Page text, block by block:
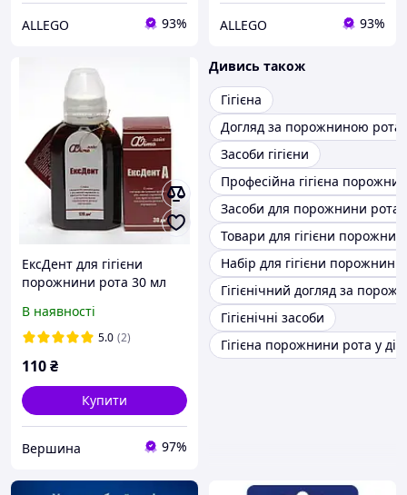
ALLEGO 93% ALLEGO 93%
ЕксДент для гігієни
порожнини рота 30 мл
В наявності
5.0 (2)
110₴
Купити
Вершина 97%
Дивись також
Гігієна
Догляд за порожниною рота
Засоби гігієни
Професійна гігієна
Засоби для порожнини рота
Товари для гігієни
Набір для гігієни
Гігієнічний догляд за
Гігієнічні засоби
Гігієна порожнини рота у